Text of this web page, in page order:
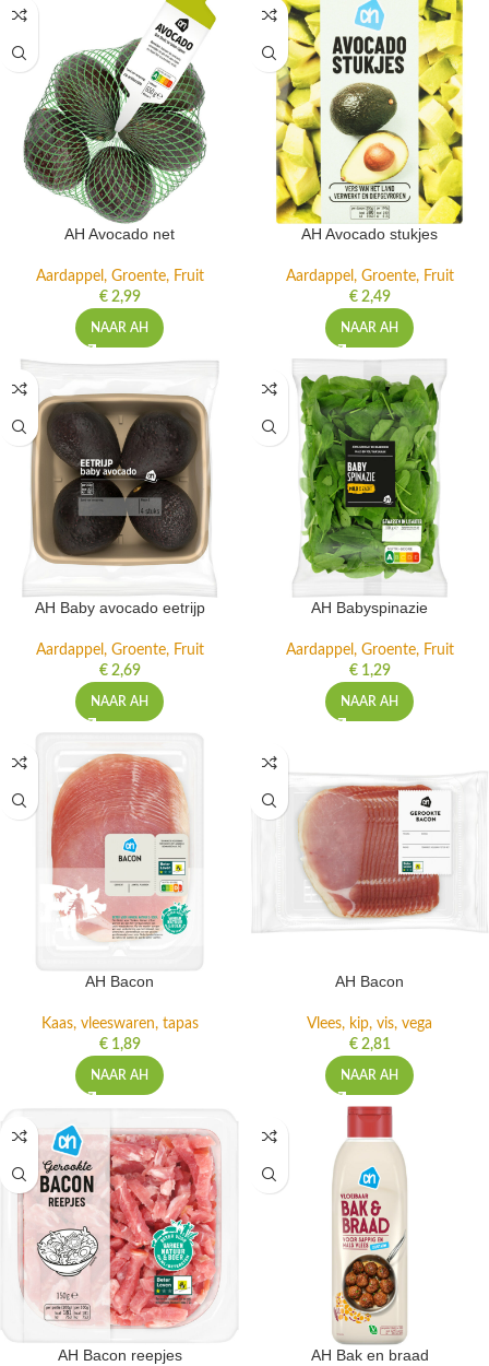
AH Avocado net
Aardappel, Groente, Fruit
€2,99
NAAR AH
AH Avocado stukjes
Aardappel, Groente, Fruit
€2,49
NAAR AH
AH Baby avocado eetrijp
Aardappel, Groente, Fruit
€2,69
NAAR AH
AH Babyspinazie
Aardappel, Groente, Fruit
€1,29
NAAR AH
AH Bacon
Kaas, vleeswaren, tapas
€1,89
NAAR AH
AH Bacon
Vlees, kip, vis, vega
€2,81
NAAR AH
AH Bacon reepjes AH Bak en braad